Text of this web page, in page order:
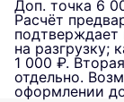
Доп. точка 6
Расчёт
на
1 000 ₽.
отдельно.
оформлении